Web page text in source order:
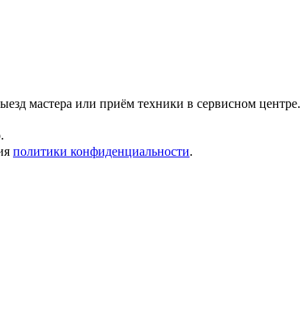
мастера или приём техники в сервисном центре.
политики конфиденциальности.